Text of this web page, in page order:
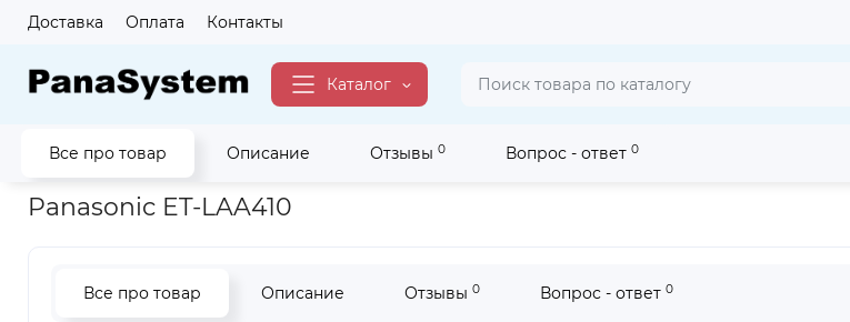
Доставка Оплата Контакты
Каталог
Все про товар Описание Отзывы 0 Вопрос - ответ 0
Главная Для Бизнеса Аксессуары Для Бизнеса для Проекторов Лампы
Panasonic ET-LAA410
Все про товар Описание Отзывы 0 Вопрос - ответ 0